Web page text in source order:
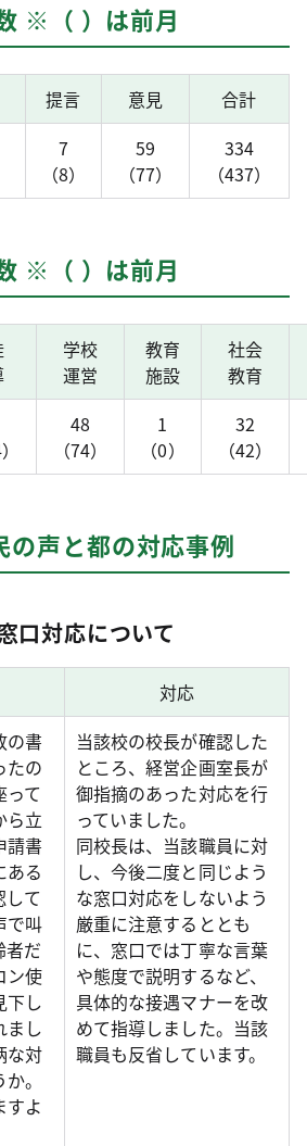
※（ ）は前月
提言 意見
合計
7
（8）
59
（77）
334
（437）
※（ ）は前月
学校
運営
教育
施設
社会
教育
48
（74）
1
（0）
32
（42）
の声と都の対応事例
口対応について
対応
の書
たの
って
ら立
請書
ある
して
で叫
者だ
ン使
下し
まし
な対
。
すよ
当該校の校長が確認した
ところ、経営企画室長が
御指摘のあった対応を行
っていました。
同校長は、当該職員に対
し、今後二度と同じよう
な窓口対応をしないよう
厳重に注意するととも
に、窓口では丁寧な言葉
や態度で説明するなど、
具体的な接遇マナーを改
めて指導しました。当該
職員も反省しています。